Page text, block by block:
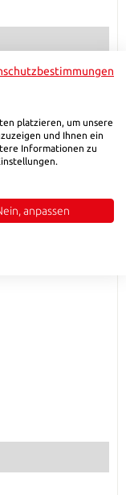
platzieren, um unsere
und Ihnen ein
Informationen zu
anpassen